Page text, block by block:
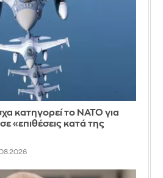
κατηγορεί το ΝΑΤΟ για
«επιθέσεις κατά της